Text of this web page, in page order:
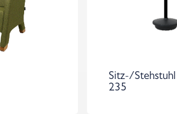
Sitz-/
235